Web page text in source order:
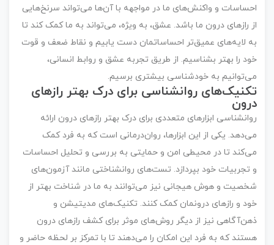
احساسات و واکنش‌های ما در مواجهه با آن‌ها می‌تواند سرنخ‌هایی
از رازهای درون ما باشد. عشق، به ویژه، می‌تواند به ما کمک کند تا
به لایه‌های عمیق‌تر احساساتمان دست یابیم و نقاط ضعف و قوت
خود را بهتر بشناسیم. از طریق تجربه عشق و روابط انسانی،
می‌توانیم به خودشناسی بیشتری برسیم.
تکنیک‌های روانشناسی برای درک بهتر رازهای
درون
روانشناسی ابزارهای متعددی برای درک بهتر رازهای درون ارائه
می‌دهد. یکی از این ابزارها، روان‌درمانی است که به فرد کمک
می‌کند تا در محیطی امن و حمایتی به بررسی و تحلیل احساسات
و تجربیات خود بپردازد. تست‌های روانشناختی مانند آزمون‌های
شخصیت و هوش هیجانی نیز می‌توانند به ما در شناخت بهتر از
خود و رازهای درونمان کمک کنند. تکنیک‌های مدیتیشن و
ذهن‌آگاهی نیز از دیگر روش‌های موثر برای کشف رازهای درون
هستند که به فرد این امکان را می‌دهند تا با تمرکز بر لحظه حاضر و